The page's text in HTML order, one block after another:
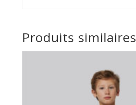
Produits similaires